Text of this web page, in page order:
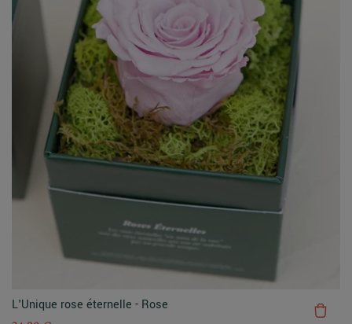
L'Unique rose éternelle - Rose